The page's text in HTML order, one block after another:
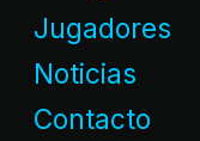
Jugadores
Noticias
Contacto